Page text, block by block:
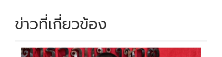
k k
ข่าวที่เกี่ยวข้อง